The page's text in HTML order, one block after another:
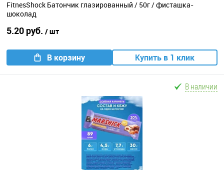
FitnesShock Батончик глазированный / 50г / фисташка-
шоколад
5.20 руб. / шт
В корзину Купить в 1 клик
В наличии